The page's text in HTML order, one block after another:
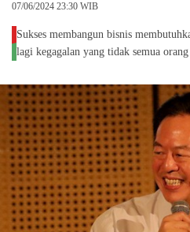
07/06/2024 23:30 WIB
Sukses membangun bisnis
lagi kegagalan yang tidak semua